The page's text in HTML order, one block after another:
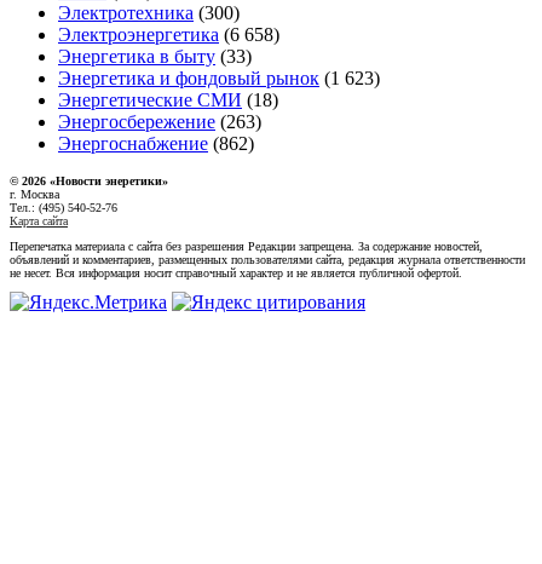
Электротехника (300)
Электроэнергетика (6 658)
Энергетика в быту (33)
Энергетика и фондовый рынок (1 623)
Энергетические СМИ (18)
Энергосбережение (263)
Энергоснабжение (862)
© 2026 «Новости энеретики»
г. Москва
Тел.: (495) 540-52-76
Карта сайта
Перепечатка материала с сайта без разрешения Редакции запрещена. За содержание новостей,
объявлений и комментариев, размещенных пользователями сайта, редакция журнала ответственности
не несет. Вся информация носит справочный характер и не является публичной офертой.